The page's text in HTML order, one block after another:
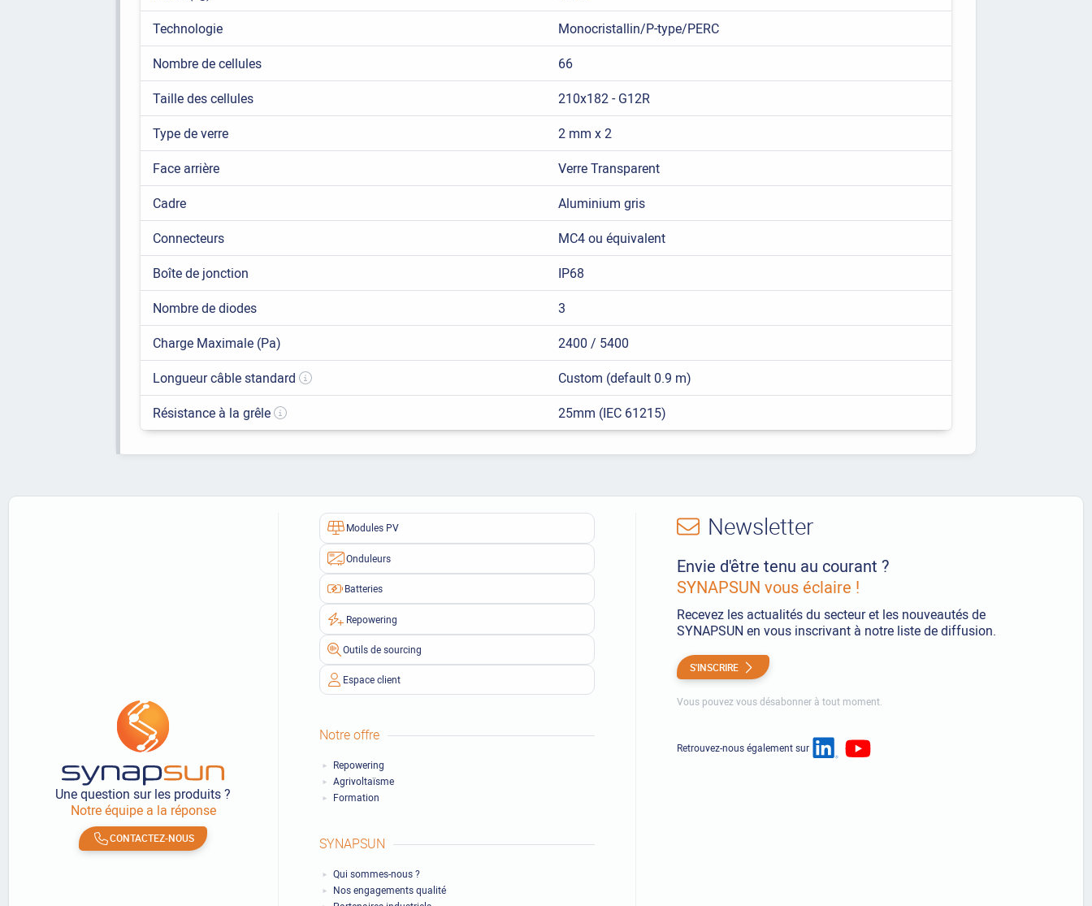
Technologie
Monocristallin/P-type/PERC
Nombre de cellules
66
Taille des cellules
210x182 - G12R
Type de verre
2 mm x 2
Face arrière
Verre Transparent
Cadre
Aluminium gris
Connecteurs
MC4 ou équivalent
Boîte de jonction
IP68
Nombre de diodes
3
Charge Maximale (Pa)
2400 / 5400
Longueur câble standard
Custom (default 0.9 m)
Résistance à la grêle
25mm (IEC 61215)
Une question sur les produits ?
Notre équipe a la réponse
CONTACTEZ-NOUS
Modules PV
Onduleurs
Batteries
Repowering
Outils de sourcing
Espace client
Notre offre
Repowering
Agrivoltaïsme
Formation
SYNAPSUN
Qui sommes-nous ?
Nos engagements qualité
Newsletter
Envie d'être tenu au courant ?
SYNAPSUN vous éclaire !
Recevez les actualités du secteur et les nouveautés de
SYNAPSUN en vous inscrivant à notre liste de diffusion.
S'INSCRIRE
Vous pouvez vous désabonner à tout moment.
Retrouvez-nous également sur